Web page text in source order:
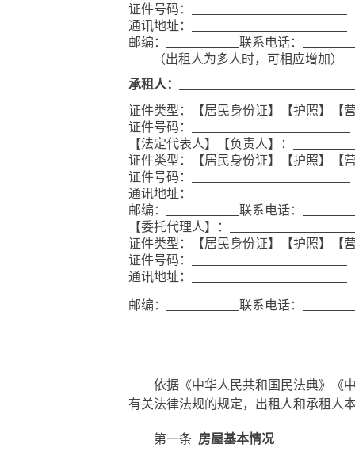
证件号码：
通讯地址：
邮编：
联系电话：
（出租人为多人时，可相应增加）
承租人：
证件类型：【居民身份证】【护照】【
证件号码：
【法定代表人】【负责人】：
证件类型：【居民身份证】【护照】【
证件号码：
通讯地址：
邮编：
联系电话：
【委托代理人】：
证件类型：【居民身份证】【护照】【
证件号码：
通讯地址：
邮编： 联系电话：
依据 《中华人民共和国民法典》
《
有关法律法规的规定，出租人和承租人
第一条 房屋基本情况